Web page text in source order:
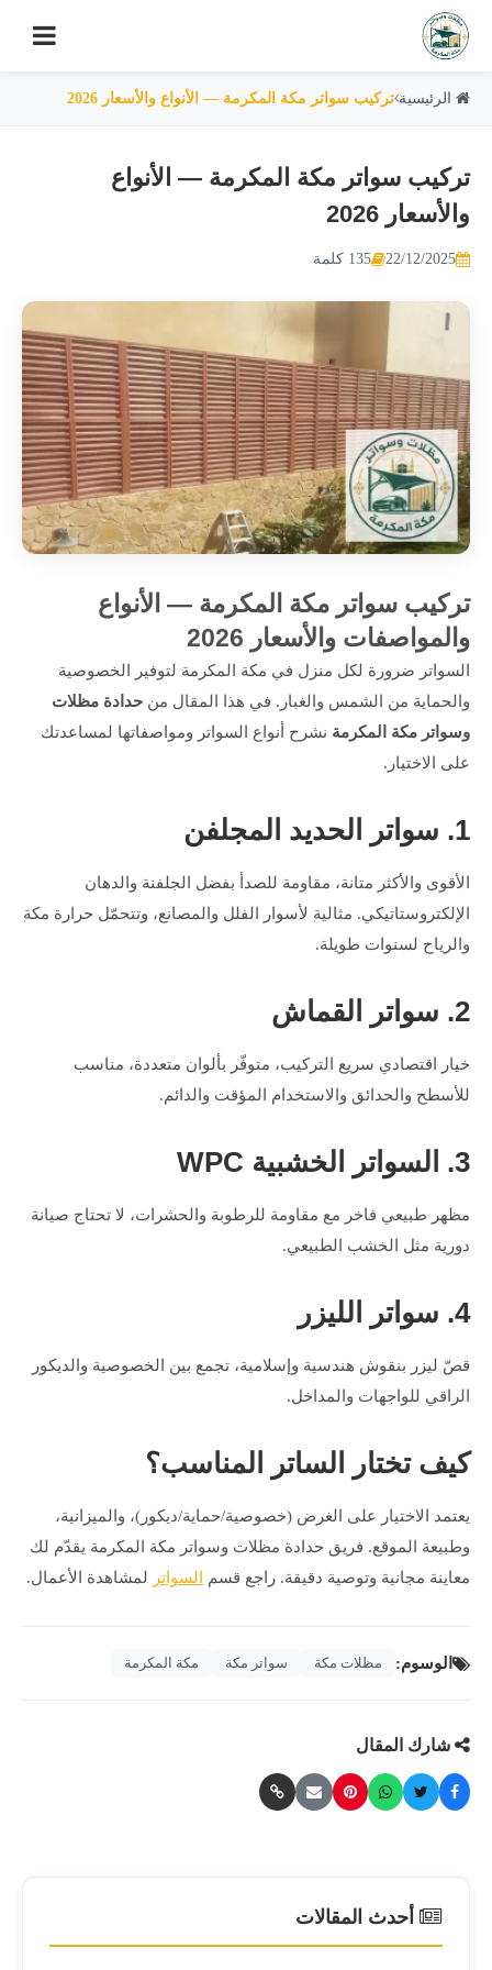
الرئيسية تركيب سواتر مكة المكرمة — الأنواع والأسعار 2026
تركيب سواتر مكة المكرمة — الأنواع
والأسعار 2026
22/12/2025 135 كلمة
تركيب سواتر مكة المكرمة — الأنواع
والمواصفات والأسعار 2026
السواتر ضرورة لكل منزل في مكة المكرمة لتوفير الخصوصية
والحماية من الشمس والغبار. في هذا المقال من حدادة مظلات
وسواتر مكة المكرمة نشرح أنواع السواتر ومواصفاتها لمساعدتك
على الاختيار.
1. سواتر الحديد المجلفن
الأقوى والأكثر متانة، مقاومة للصدأ بفضل الجلفنة والدهان
الإلكتروستاتيكي. مثالية لأسوار الفلل والمصانع، وتتحمّل حرارة مكة
والرياح لسنوات طويلة.
2. سواتر القماش
خيار اقتصادي سريع التركيب، متوفّر بألوان متعددة، مناسب
للأسطح والحدائق والاستخدام المؤقت والدائم.
3. السواتر الخشبية WPC
مظهر طبيعي فاخر مع مقاومة للرطوبة والحشرات، لا تحتاج صيانة
دورية مثل الخشب الطبيعي.
4. سواتر الليزر
قصّ ليزر بنقوش هندسية وإسلامية، تجمع بين الخصوصية والديكور
الراقي للواجهات والمداخل.
كيف تختار الساتر المناسب؟
يعتمد الاختيار على الغرض (خصوصية/حماية/ديكور)، والميزانية،
وطبيعة الموقع. فريق حدادة مظلات وسواتر مكة المكرمة يقدّم لك
معاينة مجانية وتوصية دقيقة. راجع قسم
السواتر لمشاهدة الأعمال.
الوسوم: مظلات مكة سواتر مكة مكة المكرمة
شارك المقال
أحدث المقالات